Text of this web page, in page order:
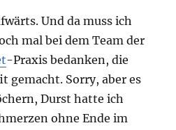
Und da muss ich
mal bei dem Team der
-Praxis bedanken, die
gemacht. Sorry, aber es
Durst hatte ich
ohne Ende im